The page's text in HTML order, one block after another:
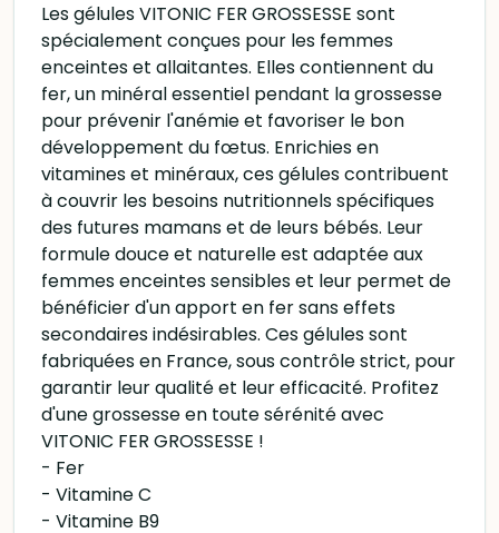
Les gélules VITONIC FER GROSSESSE sont
spécialement conçues pour les femmes
enceintes et allaitantes. Elles contiennent du
fer, un minéral essentiel pendant la grossesse
pour prévenir l'anémie et favoriser le bon
développement du fœtus. Enrichies en
vitamines et minéraux, ces gélules contribuent
à couvrir les besoins nutritionnels spécifiques
des futures mamans et de leurs bébés. Leur
formule douce et naturelle est adaptée aux
femmes enceintes sensibles et leur permet de
bénéficier d'un apport en fer sans effets
secondaires indésirables. Ces gélules sont
fabriquées en France, sous contrôle strict, pour
garantir leur qualité et leur efficacité. Profitez
d'une grossesse en toute sérénité avec
VITONIC FER GROSSESSE !
- Fer
- Vitamine C
- Vitamine B9